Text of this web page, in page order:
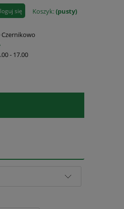
Koszyk:(pusty)
się
Czernikowo
- 17.00